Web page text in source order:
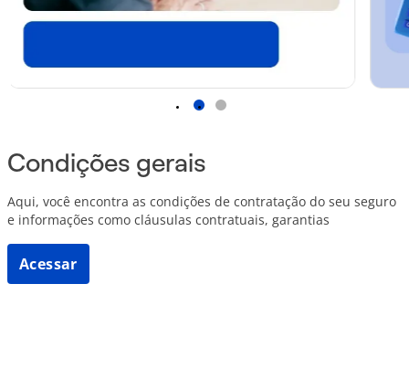
1 2
Condições gerais
Aqui, você encontra as condições de contratação do seu seguro
e informações como cláusulas contratuais, garantias
Acessar